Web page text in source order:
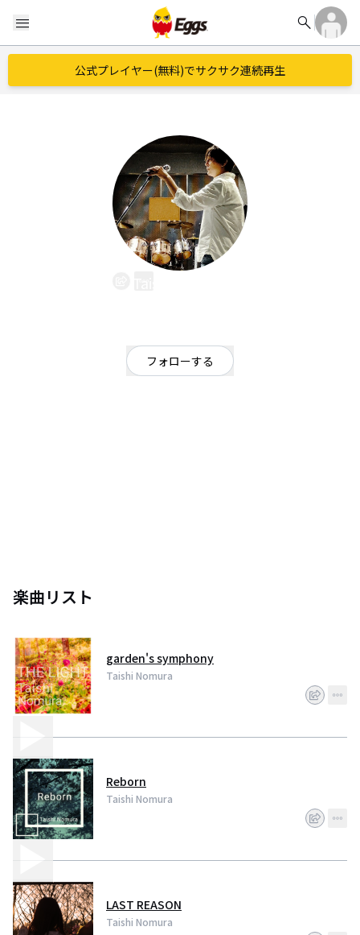
menu search
公式プレイヤー(無料)でサクサク連続再生
フォローする
現在はフルアルバム「THE LIGHT」の完成を目指して奮闘中。
ぜひチャンネル登録お願いします！
※bandcampを通じて制作の支援をしていただけると幸いです！
（https://taishinomura.bandcamp.com/track/reborn）
楽曲リスト
garden's symphony
Taishi Nomura
Reborn
Taishi Nomura
LAST REASON
Taishi Nomura